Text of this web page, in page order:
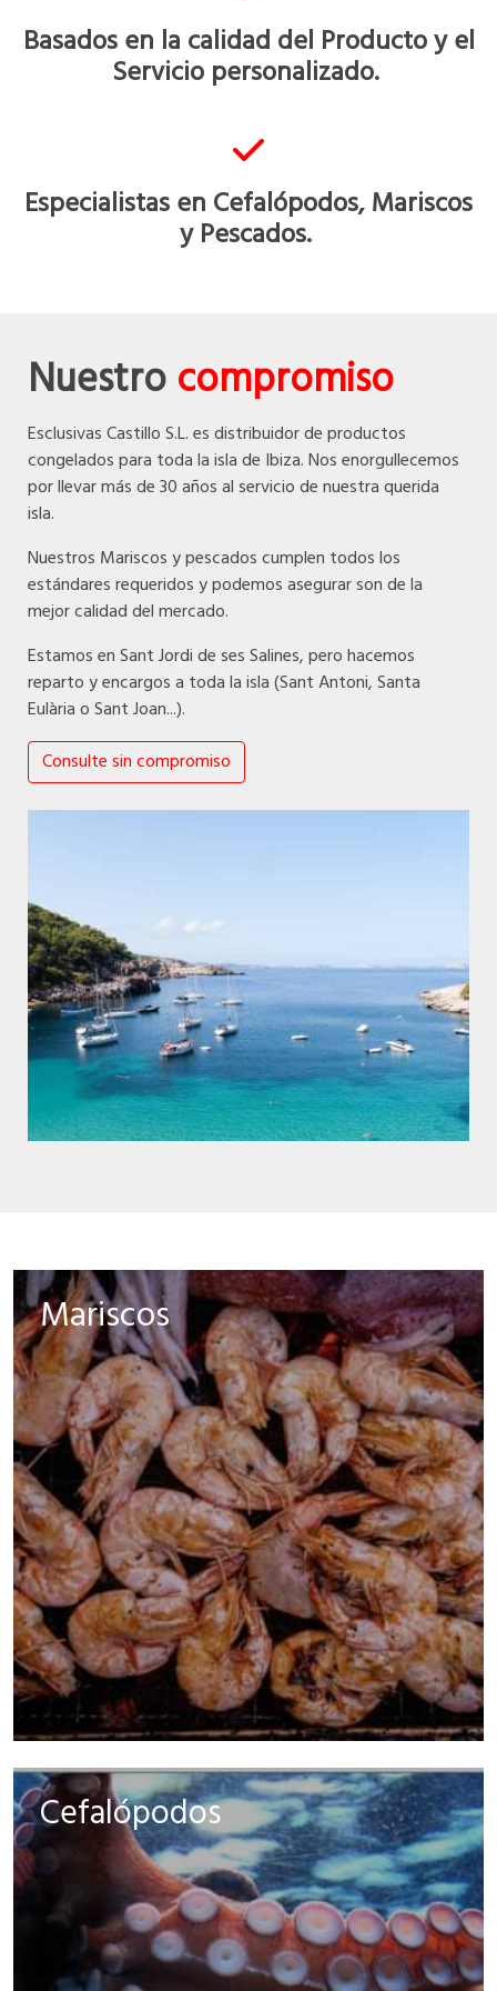
Basados en la calidad del Producto y el
Servicio personalizado.
Especialistas en Cefalópodos, Mariscos
y Pescados.
Nuestrocompromiso
Esclusivas Castillo S.L. es distribuidor de productos
congelados para toda la isla de Ibiza. Nos enorgullecemos
por llevar más de 30 años al servicio de nuestra querida
isla.
Nuestros Mariscos y pescados cumplen todos los
estándares requeridos y podemos asegurar son de la
mejor calidad del mercado.
Estamos en Sant Jordi de ses Salines, pero hacemos
reparto y encargos a toda la isla (Sant Antoni, Santa
Eulària o Sant Joan...).
Consulte sin compromiso
Mariscos
Cefalópodos